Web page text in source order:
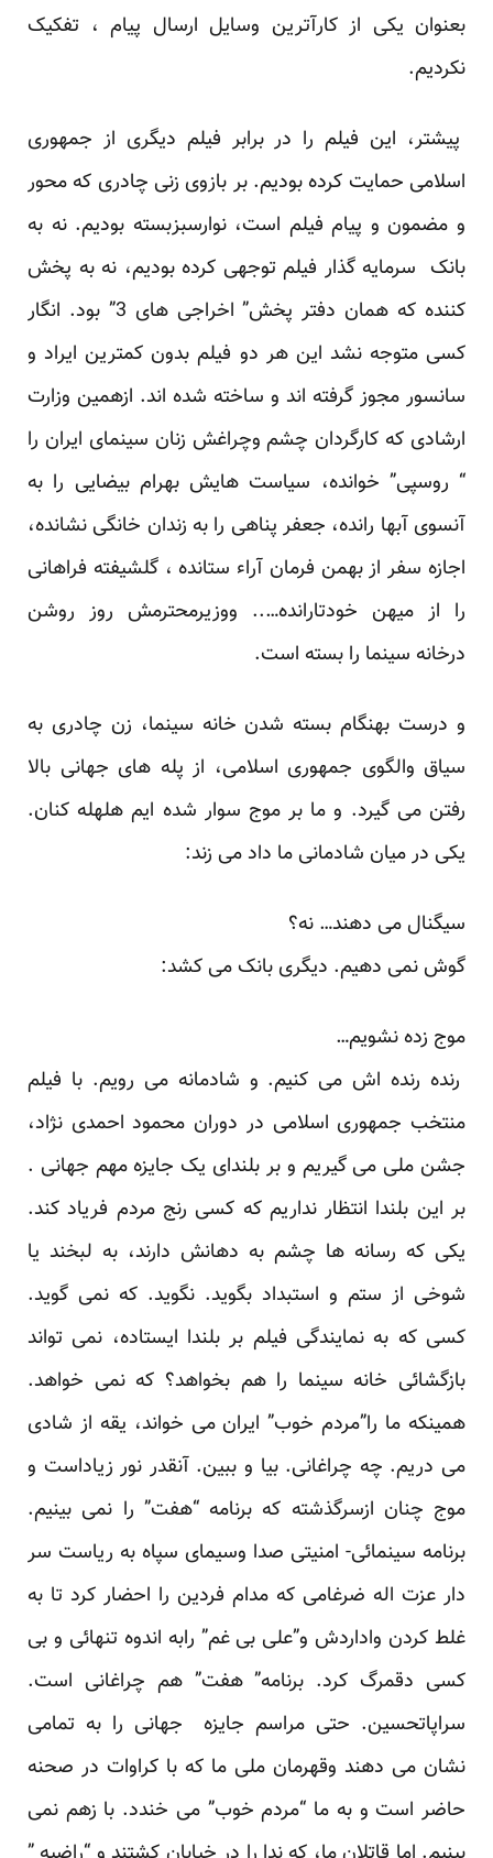
بعنوان یکی از کارآترین وسایل ارسال پیام ، تفکیک
نکردیم.
پیشتر، این فیلم را در برابر فیلم دیگری از جمهوری
اسلامی حمایت کرده بودیم. بر بازوی زنی چادری که محور
و مضمون و پیام فیلم است، نوارسبزبسته بودیم. نه به
بانک سرمایه گذار فیلم توجهی کرده بودیم، نه به پخش
کننده که همان دفتر پخش” اخراجی های 3” بود. انگار
کسی متوجه نشد این هر دو فیلم بدون کمترین ایراد و
سانسور مجوز گرفته اند و ساخته شده اند. ازهمین وزارت
ارشادی که کارگردان چشم وچراغش زنان سینمای ایران را
“ روسپی” خوانده، سیاست هایش بهرام بیضایی را به
آنسوی آبها رانده، جعفر پناهی را به زندان خانگی نشانده،
اجازه سفر از بهمن فرمان آراء ستانده ، گلشیفته فراهانی
را از میهن خودتارانده….. ووزیرمحترمش روز روشن
درخانه سینما را بسته است.
و درست بهنگام بسته شدن خانه سینما، زن چادری به
سیاق والگوی جمهوری اسلامی، از پله های جهانی بالا
رفتن می گیرد. و ما بر موج سوار شده ایم هلهله کنان.
یکی در میان شادمانی ما داد می زند:
سیگنال می دهند… نه؟
گوش نمی دهیم. دیگری بانک می کشد:
موج زده نشویم…
رنده رنده اش می کنیم. و شادمانه می رویم. با فیلم
منتخب جمهوری اسلامی در دوران محمود احمدی نژاد،
جشن ملی می گیریم و بر بلندای یک جایزه مهم جهانی .
بر این بلندا انتظار نداریم که کسی رنج مردم فریاد کند.
یکی که رسانه ها چشم به دهانش دارند، به لبخند یا
شوخی از ستم و استبداد بگوید. نگوید. که نمی گوید.
کسی که به نمایندگی فیلم بر بلندا ایستاده، نمی تواند
بازگشائی خانه سینما را هم بخواهد؟ که نمی خواهد.
همینکه ما را”مردم خوب” ایران می خواند، یقه از شادی
می دریم. چه چراغانی. بیا و ببین. آنقدر نور زیاداست و
موج چنان ازسرگذشته که برنامه “هفت” را نمی بینیم.
برنامه سینمائی- امنیتی صدا وسیمای سپاه به ریاست سر
دار عزت اله ضرغامی که مدام فردین را احضار کرد تا به
غلط کردن واداردش و”علی بی غم” رابه اندوه تنهائی و بی
کسی دقمرگ کرد. برنامه” هفت” هم چراغانی است.
سراپاتحسین. حتی مراسم جایزه جهانی را به تمامی
نشان می دهند وقهرمان ملی ما که با کراوات در صحنه
حاضر است و به ما “مردم خوب” می خندد. با زهم نمی